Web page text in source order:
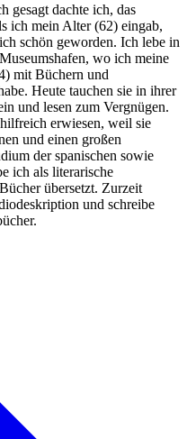
gesagt dachte ich, das
ich mein Alter (62) eingab,
schön geworden. Ich lebe in
wo ich meine
mit Büchern und
Heute tauchen sie in ihrer
und lesen zum Vergnügen.
erwiesen, weil sie
und einen großen
der spanischen sowie
ich als literarische
übersetzt. Zurzeit
und schreibe